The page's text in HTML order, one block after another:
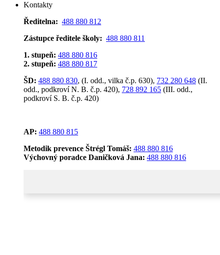
Kontakty
Ředitelna: 488 880 812
Zástupce ředitele školy: 488 880 811
1. stupeň: 488 880 816
2. stupeň: 488 880 817
ŠD: 488 880 830, (I. odd., vilka č.p. 630), 732 280 648 (II.
odd., podkroví N. B. č.p. 420), 728 892 165 (III. odd.,
podkroví S. B. č.p. 420)
AP: 488 880 815
Metodik prevence Štrégl Tomáš: 488 880 816
Výchovný poradce Daničková Jana: 488 880 816